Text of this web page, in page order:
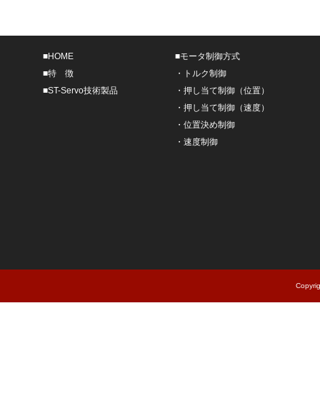
■HOME
■特 徴
■ST-Servo技術製品
■モータ制御方式
・
トルク制御
・ 押し当て制御（位置）
・ 押し当て制御（速度）
・ 位置決め制御
・ 速度制御